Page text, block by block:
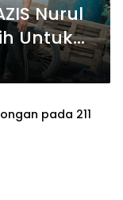
Nurul
Untuk
pada 211